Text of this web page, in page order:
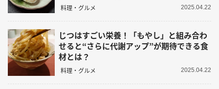
料理・グルメ 2025.04.22
じつはすごい栄養！「もやし」と組み合わ
せると“さらに代謝アップ”が期待できる食
材とは？
料理・グルメ 2025.04.22